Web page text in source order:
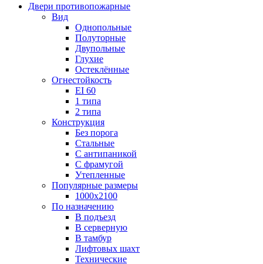
Двери противопожарные
Вид
Однопольные
Полуторные
Двупольные
Глухие
Остеклённые
Огнестойкость
EI 60
1 типа
2 типа
Конструкция
Без порога
Стальные
С антипаникой
С фрамугой
Утепленные
Популярные размеры
1000х2100
По назначению
В подъезд
В серверную
В тамбур
Лифтовых шахт
Технические